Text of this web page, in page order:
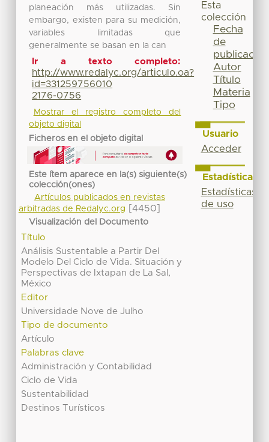
planeación más utilizadas. Sin
embargo, existen para su medición,
variables limitadas que
generalmente se basan en la can
Ir a texto completo:
http://www.redalyc.org/articulo.oa?
id=331259756010
2176-0756
Mostrar el registro completo del
objeto digital
Ficheros en el objeto digital
Este ítem aparece en la(s) siguiente(s)
colección(ones)
Artículos publicados en revistas
arbitradas de Redalyc.org
[4450]
Visualización del Documento
Título
Análisis Sustentable a Partir Del
Modelo Del Ciclo de Vida. Situación y
Perspectivas de Ixtapan de La Sal,
México
Editor
Universidade Nove de Julho
Tipo de documento
Artículo
Palabras clave
Administración y Contabilidad
Ciclo de Vida
Sustentabilidad
Destinos Turísticos
Esta
colección
Fecha
de
publicación
Autor
Título
Materia
Tipo
Usuario
Acceder
Estadísticas
Estadísticas
de uso